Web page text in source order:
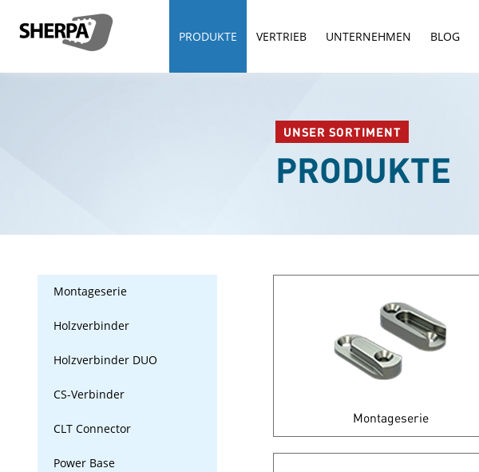
PRODUKTE VERTRIEB UNTERNEHMEN BLOG
UNSER SORTIMENT
PRODUKTE
Montageserie
Holzverbinder
Holzverbinder DUO
CS-Verbinder
CLT Connector
Power Base
Montageserie